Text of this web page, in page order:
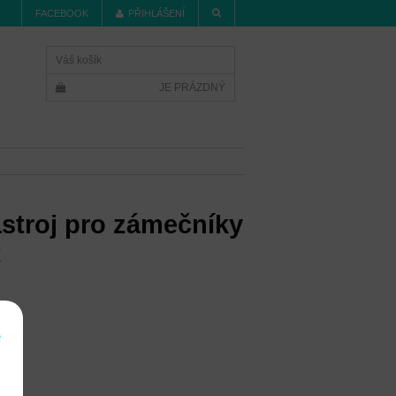
FACEBOOK PŘIHLÁŠENÍ
Váš košík
JE PRÁZDNÝ
pro zámečníky